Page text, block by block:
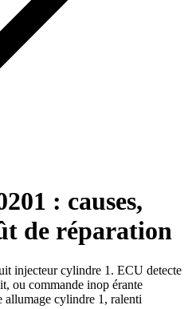
: causes,
de réparation
injecteur cylindre 1. ECU detecte
ou commande inop érante
allumage cylindre 1, ralenti